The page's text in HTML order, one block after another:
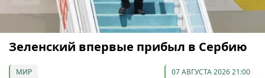
Зеленский впервые прибыл в Сербию
МИР 07 АВГУСТА 2026 21:00